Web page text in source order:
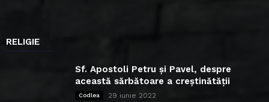
RELIGIE
Sf. Apostoli Petru și Pavel, despre
această sărbătoare a creștinătății
Codlea 29 iunie 2022